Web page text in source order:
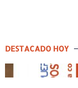
DESTACADO HOY